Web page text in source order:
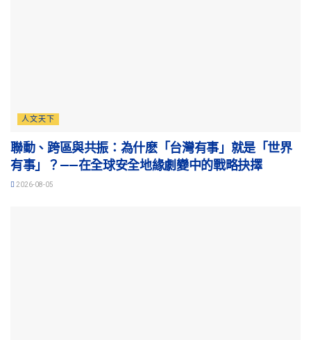
人文天下
聯動、跨區與共振：為什麽「台灣有事」就是「世界
有事」？——在全球安全地緣劇變中的戰略抉擇
2026-08-05